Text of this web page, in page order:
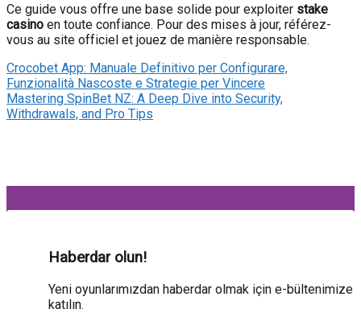
Ce guide vous offre une base solide pour exploiter stake
casino en toute confiance. Pour des mises à jour, référez-
vous au site officiel et jouez de manière responsable.
Crocobet App: Manuale Definitivo per Configurare,
Funzionalità Nascoste e Strategie per Vincere
Mastering SpinBet NZ: A Deep Dive into Security,
Withdrawals, and Pro Tips
Haberdar olun!
Yeni oyunlarımızdan haberdar olmak için e-bültenimize
katılın.